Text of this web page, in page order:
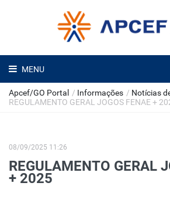
MENU
Apcef/GO Portal / Informações / Notícias
REGULAMENTO GERAL JOGOS FENAE +
08/09/2025 11:26
REGULAMENTO GERAL
+ 2025